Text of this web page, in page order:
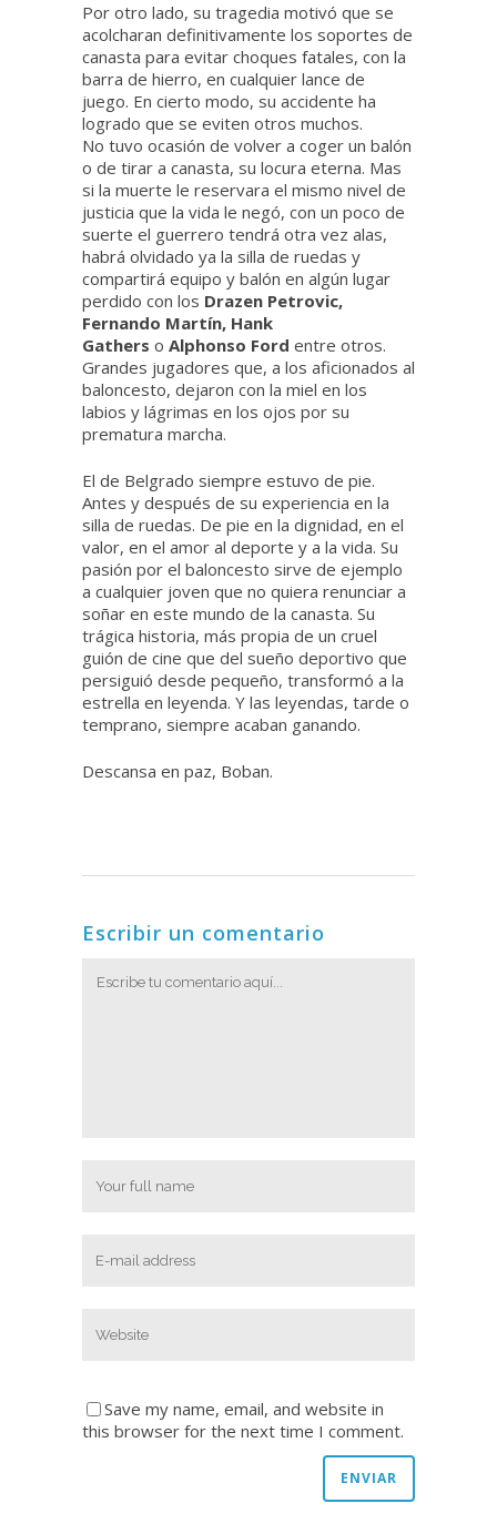
Por otro lado, su tragedia motivó que se
acolcharan definitivamente los soportes de
canasta para evitar choques fatales, con la
barra de hierro, en cualquier lance de
juego. En cierto modo, su accidente ha
logrado que se eviten otros muchos.
No tuvo ocasión de volver a coger un balón
o de tirar a canasta, su locura eterna. Mas
si la muerte le reservara el mismo nivel de
justicia que la vida le negó, con un poco de
suerte el guerrero tendrá otra vez alas,
habrá olvidado ya la silla de ruedas y
compartirá equipo y balón en algún lugar
perdido con los Drazen Petrovic,
Fernando Martín, Hank
Gathers o Alphonso Ford entre otros.
Grandes jugadores que, a los aficionados al
baloncesto, dejaron con la miel en los
labios y lágrimas en los ojos por su
prematura marcha.
El de Belgrado siempre estuvo de pie.
Antes y después de su experiencia en la
silla de ruedas. De pie en la dignidad, en el
valor, en el amor al deporte y a la vida. Su
pasión por el baloncesto sirve de ejemplo
a cualquier joven que no quiera renunciar a
soñar en este mundo de la canasta. Su
trágica historia, más propia de un cruel
guión de cine que del sueño deportivo que
persiguió desde pequeño, transformó a la
estrella en leyenda. Y las leyendas, tarde o
temprano, siempre acaban ganando.
Descansa en paz, Boban.
Escribir un comentario
Save my name, email, and website in
this browser for the next time I comment.